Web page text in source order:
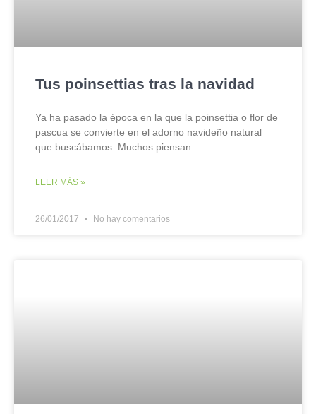
Tus poinsettias tras la navidad
Ya ha pasado la época en la que la poinsettia o flor de
pascua se convierte en el adorno navideño natural
que buscábamos. Muchos piensan
LEER MÁS »
26/01/2017 No hay comentarios